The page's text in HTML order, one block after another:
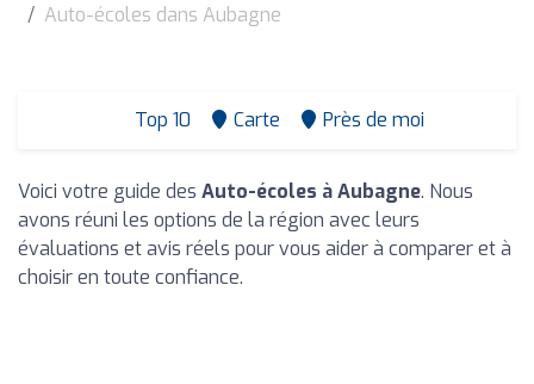
Auto-écoles dans Aubagne
Top 10 Carte Près de moi
Voici votre guide des Auto-écoles à Aubagne. Nous
avons réuni les options de la région avec leurs
évaluations et avis réels pour vous aider à comparer et à
choisir en toute confiance.